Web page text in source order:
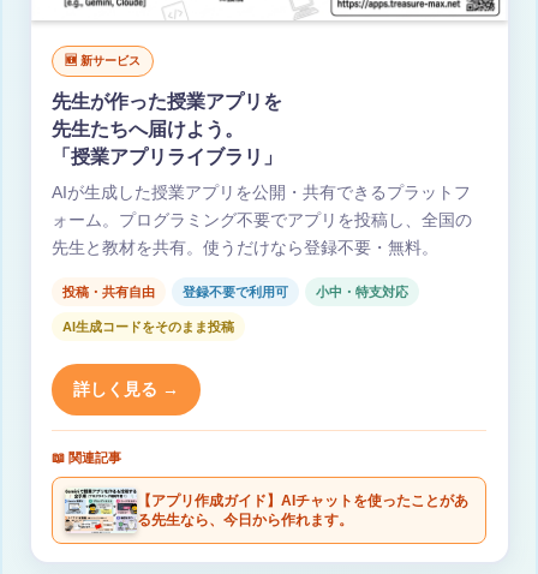
🆕 新サービス
先生が作った授業アプリを
先生たちへ届けよう。
「授業アプリライブラリ」
AIが生成した授業アプリを公開・共有できるプラットフ
ォーム。プログラミング不要でアプリを投稿し、全国の
先生と教材を共有。使うだけなら登録不要・無料。
投稿・共有自由 登録不要で利用可 小中・特支対応
AI生成コードをそのまま投稿
詳しく見る →
📖 関連記事
【アプリ作成ガイド】AIチャットを使ったことがあ
る先生なら、今日から作れます。